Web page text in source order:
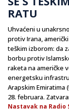
RATU
Uhvaćeni u
protiv Irana,
teškim izborom: da
borbu protiv
raketa na američke
energetsku
Arapskim Emiratima
28. februara.
Nastavak na Radio